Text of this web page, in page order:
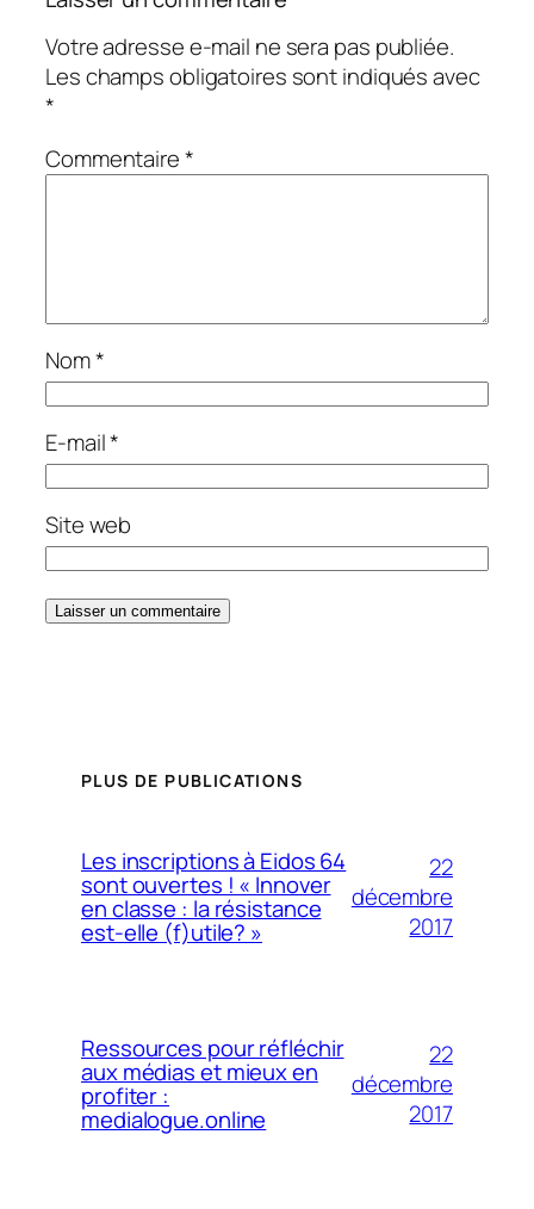
Votre adresse e-mail ne sera pas publiée.
Les champs obligatoires sont indiqués avec
*
Commentaire*
Nom*
E-mail*
Site web
PLUS DE PUBLICATIONS
Les inscriptions à Eidos 64
sont ouvertes ! « Innover
en classe : la résistance
est-elle (f)utile? »
22
décembre
2017
Ressources pour réfléchir
aux médias et mieux en
profiter :
medialogue.online
22
décembre
2017